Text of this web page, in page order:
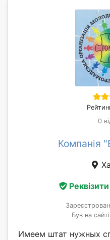
0
Компанія
Був на
Имеем штат нужных